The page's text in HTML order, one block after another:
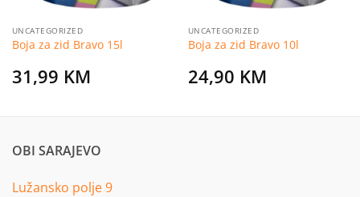
UNCATEGORIZED
Boja za zid Bravo 15l
31,99 KM
UNCATEGORIZED
Boja za zid Bravo 10l
24,90 KM
OBI SARAJEVO
Lužansko polje 9